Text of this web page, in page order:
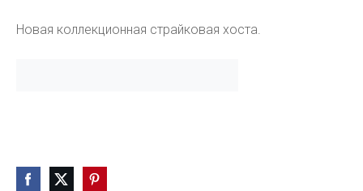
Новая коллекционная страйковая хоста.